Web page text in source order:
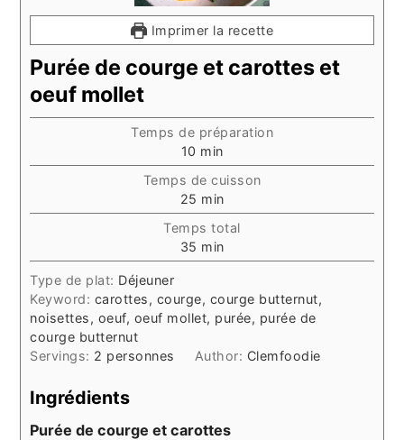
Imprimer la recette
Purée de courge et carottes et
oeuf mollet
Temps de préparation
10 minutes
min
Temps de cuisson
25 minutes
min
Temps total
35 minutes
min
Type de plat: Déjeuner
Keyword: carottes, courge, courge butternut,
noisettes, oeuf, oeuf mollet, purée, purée de
courge butternut
Servings: 2 personnes Author: Clemfoodie
Ingrédients
Purée de courge et carottes